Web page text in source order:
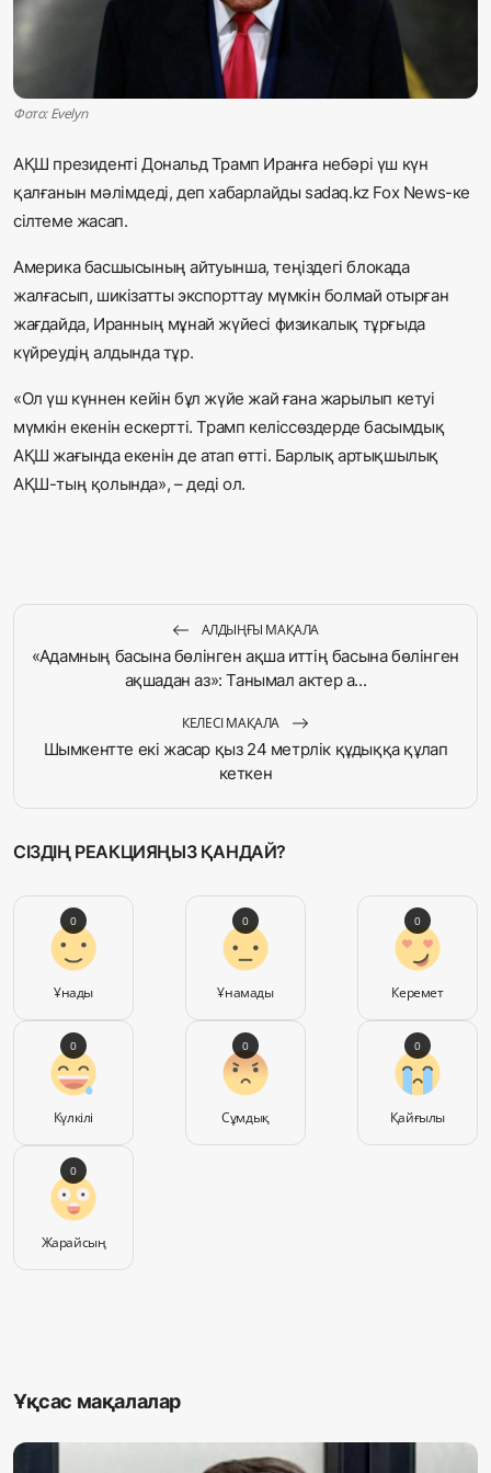
Жаңалықтар
Спорт
Әлем
Журналистік зерттеу
Қазақ тілі
Фото: Evelyn
АҚШ президенті Дональд Трамп Иранға небәрі үш күн
қалғанын мәлімдеді, деп хабарлайды sadaq.kz Fox News-ке
сілтеме жасап.
Америка басшысының айтуынша, теңіздегі блокада
жалғасып, шикізатты экспорттау мүмкін болмай отырған
жағдайда, Иранның мұнай жүйесі физикалық тұрғыда
күйреудің алдында тұр.
«Ол үш күннен кейін бұл жүйе жай ғана жарылып кетуі
мүмкін екенін ескертті. Трамп келіссөздерде басымдық
АҚШ жағында екенін де атап өтті. Барлық артықшылық
АҚШ-тың қолында», – деді ол.
АЛДЫҢҒЫ МАҚАЛА
«Адамның басына бөлінген ақша иттің басына бөлінген
ақшадан аз»: Танымал актер а...
КЕЛЕСІ МАҚАЛА
Шымкентте екі жасар қыз 24 метрлік құдыққа құлап
кеткен
СІЗДІҢ РЕАКЦИЯҢЫЗ ҚАНДАЙ?
Ұнады
0
Ұнамады
0
Керемет
0
Күлкілі
0
Сұмдық
0
Қайғылы
0
Жарайсың
0
Ұқсас мақалалар